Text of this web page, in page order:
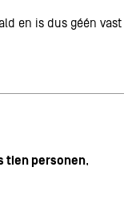
en is dus géén vast
tien personen,